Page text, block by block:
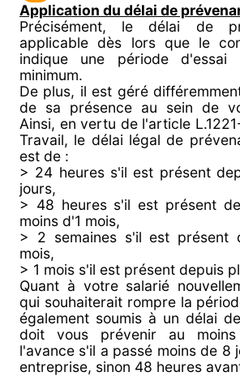
Application du délai de
Précisément, le délai de
applicable dès lors que le
indique une période d'essai
minimum.
De plus, il est géré
de sa présence au sein de
Ainsi, en vertu de l'article
Travail, le délai légal de
est de :
> 24 heures s'il est présent
jours,
> 48 heures s'il est présent
moins d'1 mois,
> 2 semaines s'il est présent
mois,
> 1 mois s'il est présent depuis
Quant à votre salarié
qui souhaiterait rompre la
également soumis à un délai
doit vous prévenir au
l'avance s'il a passé moins de 8
entreprise, sinon 48 heures